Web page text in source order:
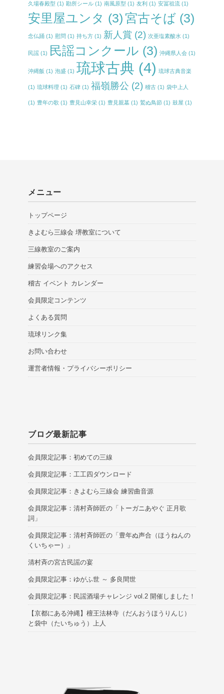
久場春殿型 (1) 勘所シール (1) 南風原型 (1) 友利 (1) 安冨祖流 (1)
安里屋ユンタ (3) 宮古そば (3)
念仏踊 (1) 慰問 (1) 持ち方 (1) 新人賞 (2) 次亜塩素酸水 (1)
民謡 (1) 民謡コンクール (3) 沖縄県人会 (1)
沖縄飯 (1) 泡盛 (1) 琉球古典 (4) 琉球古典音楽
(1) 琉球料理 (1) 石碑 (1) 福嶺勝公 (2) 稽古 (1) 袋中上人
(1) 豊年の歌 (1) 豊見山幸栄 (1) 豊見親墓 (1) 鷲ぬ鳥節 (1) 鼓屋 (1)
メニュー
トップページ
きよむら三線会 堺教室について
三線教室のご案内
練習会場へのアクセス
稽古 イベント カレンダー
会員限定コンテンツ
よくある質問
琉球リンク集
お問い合わせ
運営者情報・プライバシーポリシー
ブログ最新記事
会員限定記事：初めての三線
会員限定記事：工工四ダウンロード
会員限定記事：きよむら三線会 練習曲音源
会員限定記事：清村斉師匠の「トーガニあやぐ 正月歌
詞」
会員限定記事：清村斉師匠の「豊年ぬ声合（ほうねんの
くいちゃー）」
清村斉の宮古民謡の宴
会員限定記事：ゆがふ世 ～ 多良間世
会員限定記事：民謡酒場チャレンジ vol.2 開催しました！
【京都にある沖縄】檀王法林寺（だんおうほうりんじ）
と袋中（たいちゅう）上人